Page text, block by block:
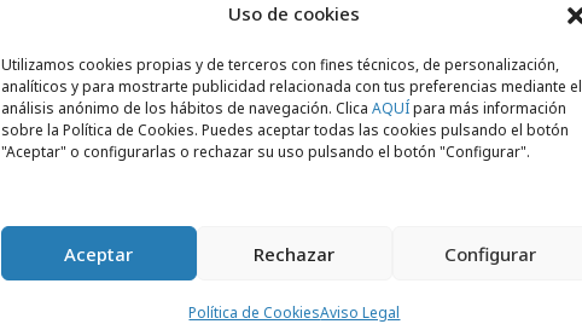
Uso de cookies
Utilizamos cookies propias y de terceros con fines técnicos, de personalización,
analíticos y para mostrarte publicidad relacionada con tus preferencias mediante el
análisis anónimo de los hábitos de navegación. Clica AQUÍpara más información
sobre la Política de Cookies. Puedes aceptar todas las cookies pulsando el botón
"Aceptar" o configurarlas o rechazar su uso pulsando el botón "Configurar".
Aceptar Rechazar Configurar
Política de CookiesAviso Legal